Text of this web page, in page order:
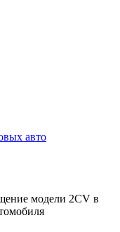
авто
модели 2CV в